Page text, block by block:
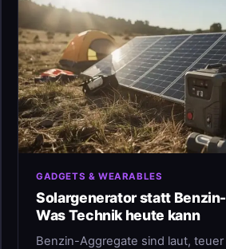
GADGETS & WEARABLES
Solargenerator statt
Was Technik heute kann
Benzin-Aggregate sind laut,